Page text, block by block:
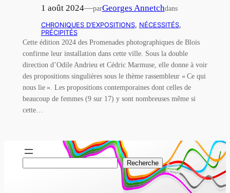
1 août 2024—parGeorges Annetchdans
CHRONIQUES D’EXPOSITIONS, NÉCESSITÉS
PRÉCIPITÉS
Cette édition 2024 des Promenades photographiques de Blois
confirme leur installation dans cette ville. Sous la double
direction d’Odile Andrieu et Cédric Marmuse, elle donne à voir
des propositions singulières sous le thème rassembleur « Ce qui
nous lie ». Les propositions contemporaines dont celles de
beaucoup de femmes (9 sur 17) y sont nombreuses même si
cette…
Recherche